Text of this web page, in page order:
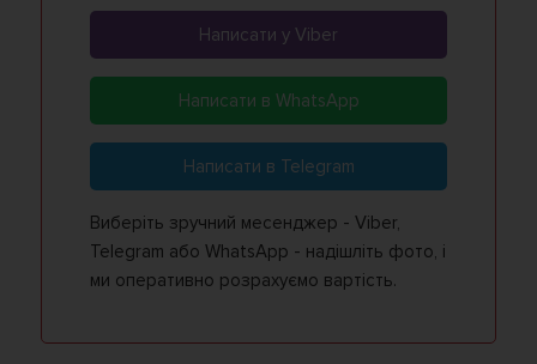
Написати у Viber
Написати в WhatsApp
Написати в Telegram
Виберіть зручний месенджер - Viber,
Telegram або WhatsApp - надішліть фото, і
ми оперативно розрахуємо вартість.